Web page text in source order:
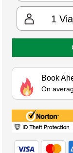
1
Book
On